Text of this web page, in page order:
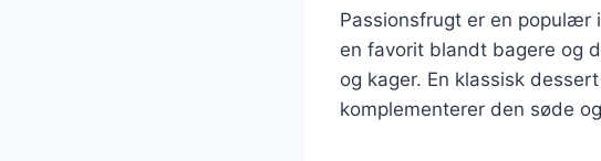
Passionsfrugt er en populær
en favorit blandt bagere og
og kager. En klassisk
komplementerer den søde